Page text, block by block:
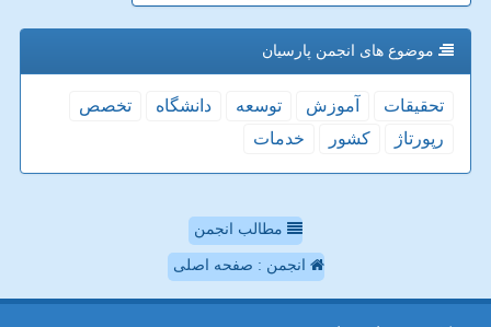
موضوع های انجمن پارسیان
تحقیقات آموزش توسعه دانشگاه
تخصص
رپورتاژ
كشور خدمات
مطالب انجمن
انجمن : صفحه اصلی